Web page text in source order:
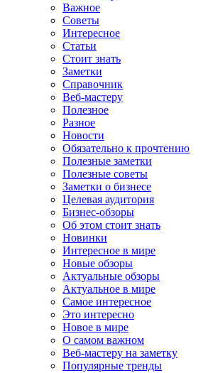
Важное
Советы
Интересное
Статьи
Стоит знать
Заметки
Справочник
Веб-мастеру
Полезное
Разное
Новости
Обязательно к прочтению
Полезные заметки
Полезные советы
Заметки о бизнесе
Целевая аудитория
Бизнес-обзоры
Об этом стоит знать
Новинки
Интересное в мире
Новые обзоры
Актуальные обзоры
Актуальное в мире
Самое интересное
Это интересно
Новое в мире
О самом важном
Веб-мастеру на заметку
Популярные тренды